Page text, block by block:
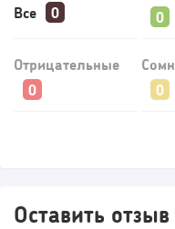
российский...
Все
Отрицательные
Оставить отзыв